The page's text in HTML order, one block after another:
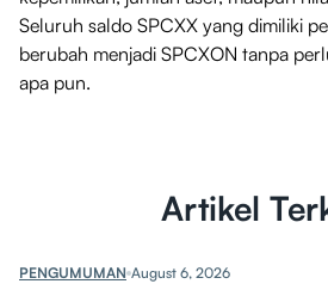
Seluruh saldo SPCXX yang dimiliki
berubah menjadi SPCXON tanpa
apa pun.
Artikel
PENGUMUMAN August 6, 2026